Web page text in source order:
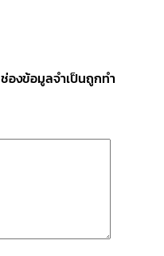
ช่องข้อมูลจำเป็นถูกทำ